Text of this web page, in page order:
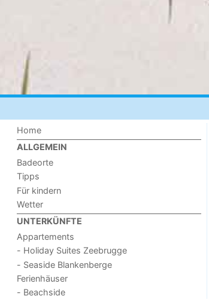
Home
ALLGEMEIN
Badeorte
Tipps
Für kindern
Wetter
UNTERKÜNFTE
Appartements
- Holiday Suites Zeebrugge
- Seaside Blankenberge
Ferienhäuser
- Beachside